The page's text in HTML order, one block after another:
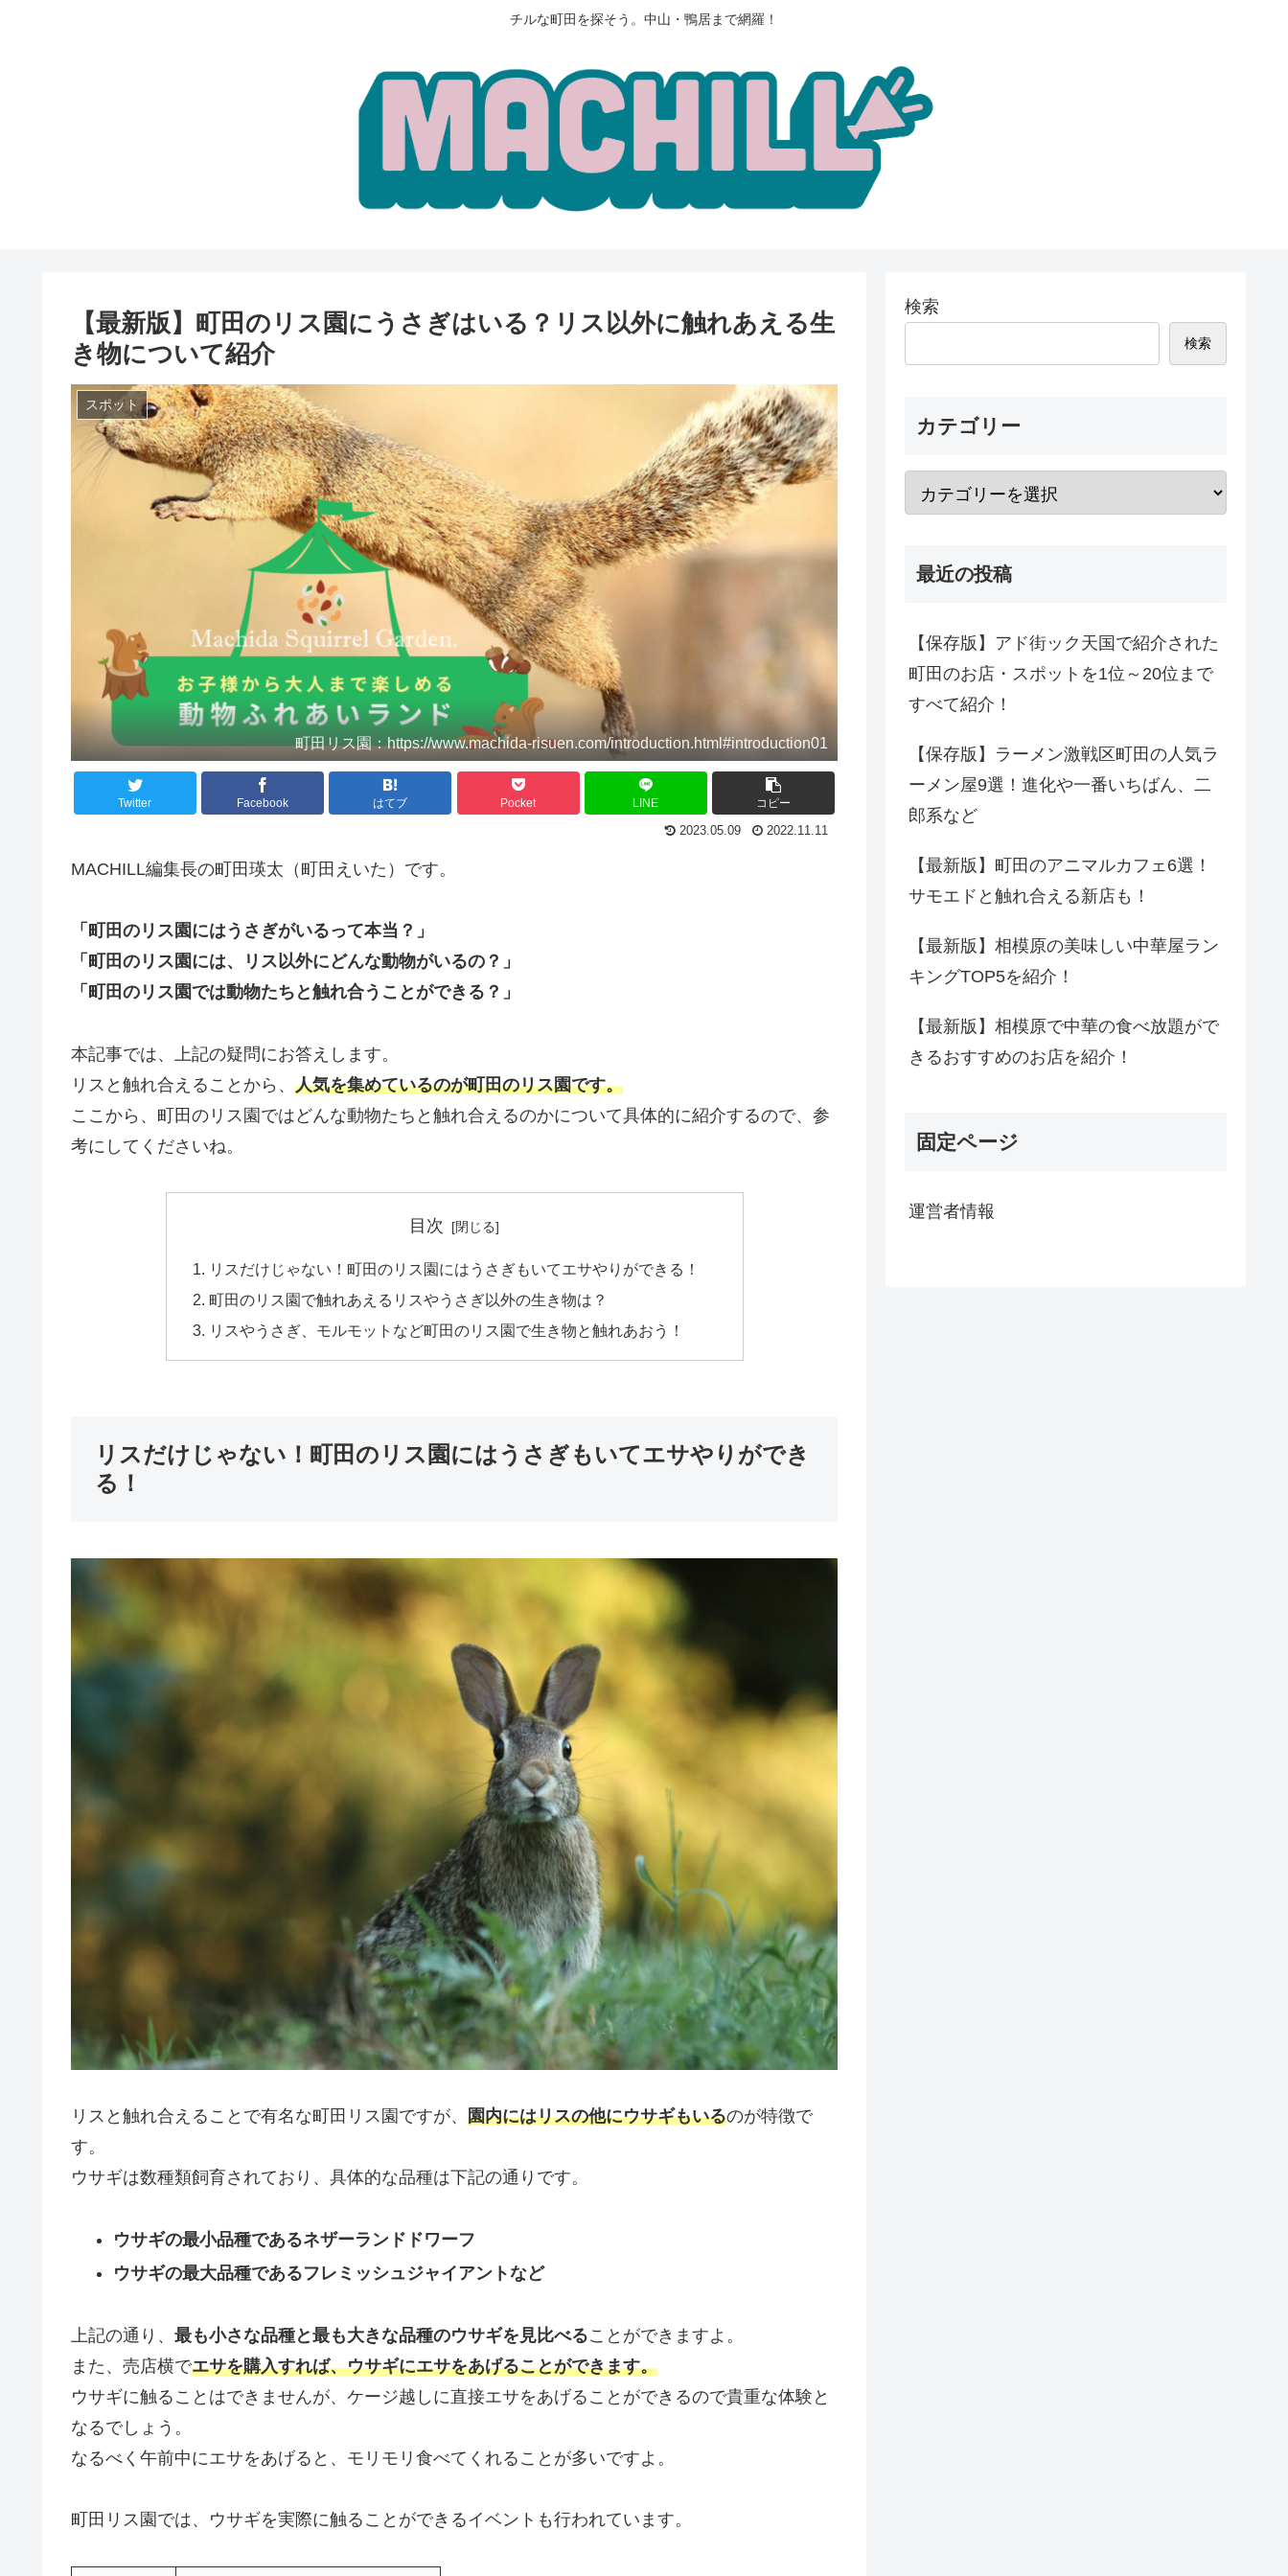
チルな町田を探そう。中山・鴨居まで網羅！
【最新版】町田のリス園にうさぎはいる？リス以外に触れあえる生
き物について紹介
スポット
町田リス園：https://www.machida-risuen.com/introduction.html#introduction01
Twitter Facebook はてブ Pocket LINE コピー
2023.05.09 2022.11.11
MACHILL編集長の町田瑛太（町田えいた）です。
「町田のリス園にはうさぎがいるって本当？」
「町田のリス園には、リス以外にどんな動物がいるの？」
「町田のリス園では動物たちと触れ合うことができる？」
本記事では、上記の疑問にお答えします。
リスと触れ合えることから、 人気を集めているのが町田のリス園です。
ここから、町田のリス園ではどんな動物たちと触れ合えるのかについて具体的に紹介するので、参
考にしてくださいね。
目次
リスだけじゃない！町田のリス園にはうさぎもいてエサやりができる！
町田のリス園で触れあえるリスやうさぎ以外の生き物は？
リスやうさぎ、モルモットなど町田のリス園で生き物と触れあおう！
リスだけじゃない！町田のリス園にはうさぎもいてエサやりができ
る！
リスと触れ合えることで有名な町田リス園ですが、 園内にはリスの他にウサギもいるのが特徴で
す。
ウサギは数種類飼育されており、具体的な品種は下記の通りです。
ウサギの最小品種であるネザーランドドワーフ
ウサギの最大品種であるフレミッシュジャイアントなど
上記の通り、 最も小さな品種と最も大きな品種のウサギを見比べることができますよ。
また、売店横でエサを購入すれば、ウサギにエサをあげることができます。
ウサギに触ることはできませんが、ケージ越しに直接エサをあげることができるので貴重な体験と
なるでしょう。
なるべく午前中にエサをあげると、モリモリ食べてくれることが多いですよ。
町田リス園では、ウサギを実際に触ることができるイベントも行われています。
検索
検索
カテゴリー
最近の投稿
【保存版】アド街ック天国で紹介された
町田のお店・スポットを1位～20位まで
すべて紹介！
【保存版】ラーメン激戦区町田の人気ラ
ーメン屋9選！進化や一番いちばん、二
郎系など
【最新版】町田のアニマルカフェ6選！
サモエドと触れ合える新店も！
【最新版】相模原の美味しい中華屋ラン
キングTOP5を紹介！
【最新版】相模原で中華の食べ放題がで
きるおすすめのお店を紹介！
固定ページ
運営者情報